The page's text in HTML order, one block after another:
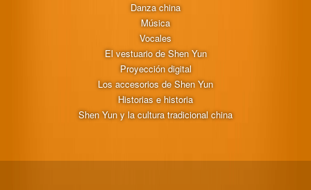
Danza china
Música
Vocales
El vestuario de Shen Yun
Proyección digital
Los accesorios de Shen Yun
Historias e historia
Shen Yun y la cultura tradicional china